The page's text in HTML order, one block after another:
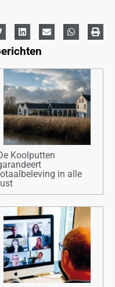
Koolputten
in alle